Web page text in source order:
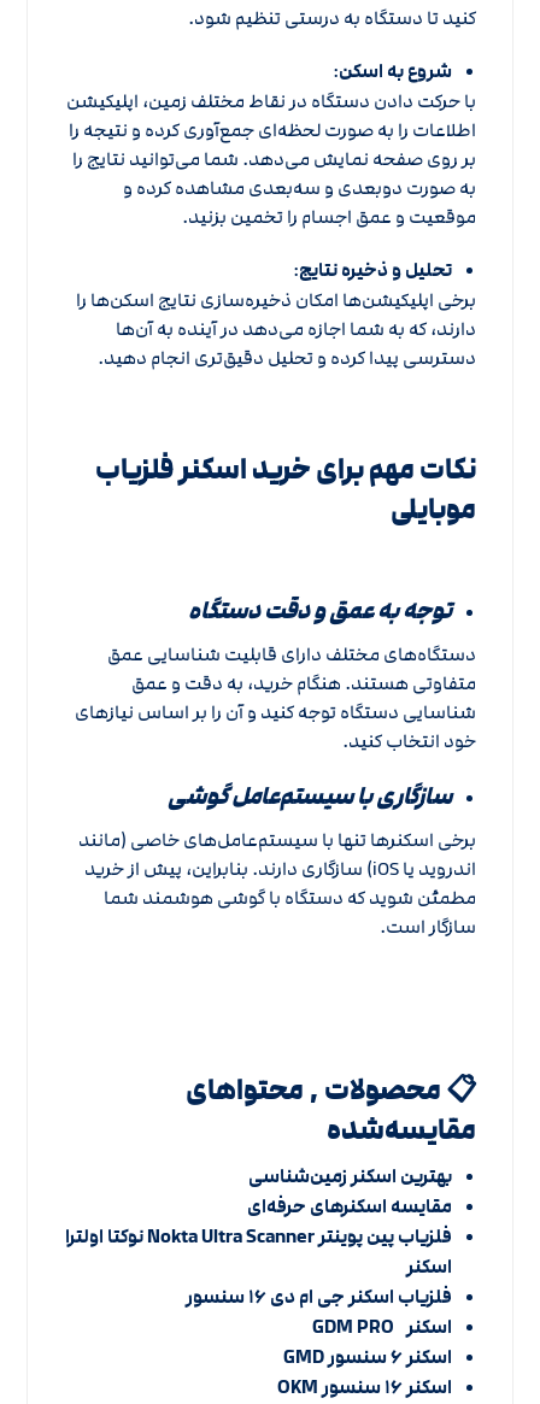
کنید تا دستگاه به درستی تنظیم شود.
شروع به اسکن:
با حرکت دادن دستگاه در نقاط مختلف زمین، اپلیکیشن
اطلاعات را به صورت لحظه‌ای جمع‌آوری کرده و نتیجه را
بر روی صفحه نمایش می‌دهد. شما می‌توانید نتایج را
به صورت دو‌بعدی و سه‌بعدی مشاهده کرده و
موقعیت و عمق اجسام را تخمین بزنید.
تحلیل و ذخیره نتایج:
برخی اپلیکیشن‌ها امکان ذخیره‌سازی نتایج اسکن‌ها را
دارند، که به شما اجازه می‌دهد در آینده به آن‌ها
دسترسی پیدا کرده و تحلیل دقیق‌تری انجام دهید.
نکات مهم برای خرید اسکنر فلزیاب
موبایلی
توجه به عمق و دقت دستگاه
دستگاه‌های مختلف دارای قابلیت شناسایی عمق
متفاوتی هستند. هنگام خرید، به دقت و عمق
شناسایی دستگاه توجه کنید و آن را بر اساس نیازهای
خود انتخاب کنید.
سازگاری با سیستم‌عامل گوشی
برخی اسکنرها تنها با سیستم‌عامل‌های خاصی (مانند
اندروید یا iOS) سازگاری دارند. بنابراین، پیش از خرید
مطمئن شوید که دستگاه با گوشی هوشمند شما
سازگار است.
📋 محصولات , محتواهای
مقایسه‌شده
بهترین اسکنر زمین‌شناسی
مقایسه اسکنرهای حرفه‌ای
فلزیاب پین پوینتر Nokta Ultra Scanner نوکتا اولترا
اسکنر
فلزیاب اسکنر جی ام دی ۱۶ سنسور
اسکنر GDM PRO
اسکنر ۶ سنسور GMD
اسکنر ۱۶ سنسور OKM